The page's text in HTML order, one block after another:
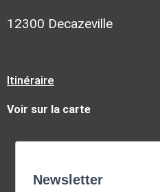
12300 Decazeville
Itinéraire
Voir sur la carte
Newsletter